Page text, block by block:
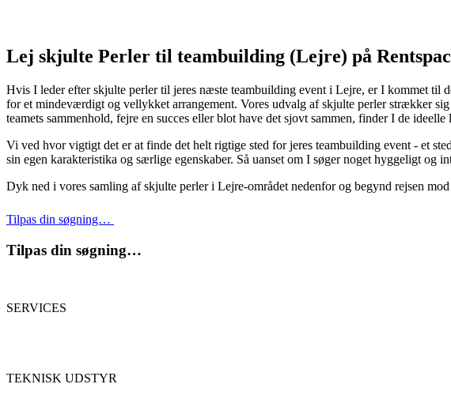
Lej skjulte Perler til teambuilding (Lejre) på
Hvis I leder efter skjulte perler til jeres næste teambuilding event i Lejre, er I kommet til
for et mindeværdigt og vellykket arrangement. Vores udvalg af skjulte perler strækker
teamets sammenhold, fejre en succes eller blot have det sjovt sammen, finder I de ideelle
Vi ved hvor vigtigt det er at finde det helt rigtige sted for jeres teambuilding event - et
sin egen karakteristika og særlige egenskaber. Så uanset om I søger noget hyggeligt
Dyk ned i vores samling af skjulte perler i Lejre-området nedenfor og begynd rejsen
Tilpas din søgning…
Tilpas din søgning…
SERVICES
TEKNISK UDSTYR